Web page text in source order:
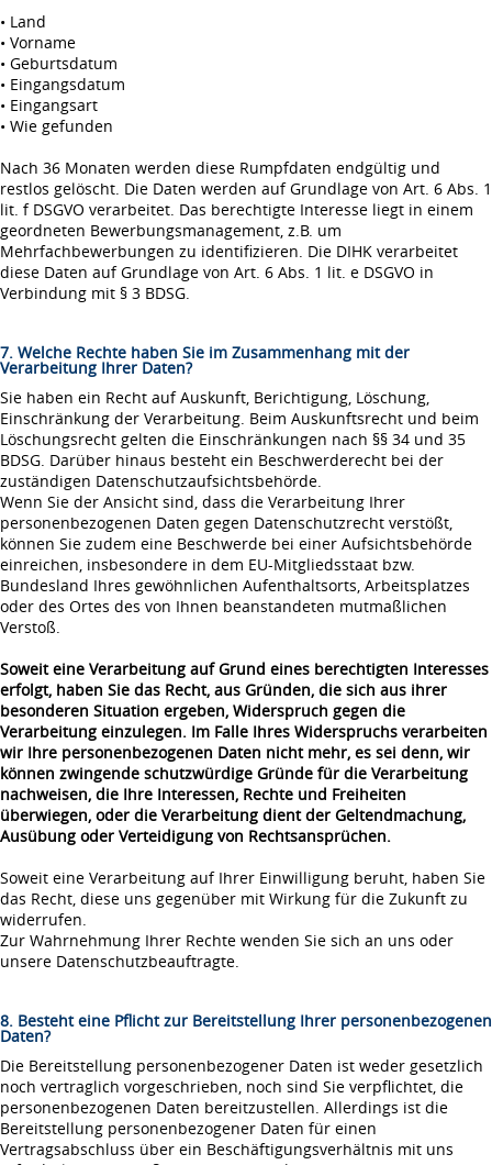
• Land
• Vorname
• Geburtsdatum
• Eingangsdatum
• Eingangsart
• Wie gefunden
Nach 36 Monaten werden diese Rumpfdaten endgültig und
restlos gelöscht. Die Daten werden auf Grundlage von Art. 6 Abs. 1
lit. f DSGVO verarbeitet. Das berechtigte Interesse liegt in einem
geordneten Bewerbungsmanagement, z.B. um
Mehrfachbewerbungen zu identifizieren. Die DIHK verarbeitet
diese Daten auf Grundlage von Art. 6 Abs. 1 lit. e DSGVO in
Verbindung mit § 3 BDSG.
7. Welche Rechte haben Sie im Zusammenhang mit der
Verarbeitung Ihrer Daten?
Sie haben ein Recht auf Auskunft, Berichtigung, Löschung,
Einschränkung der Verarbeitung. Beim Auskunftsrecht und beim
Löschungsrecht gelten die Einschränkungen nach §§ 34 und 35
BDSG. Darüber hinaus besteht ein Beschwerderecht bei der
zuständigen Datenschutzaufsichtsbehörde.
Wenn Sie der Ansicht sind, dass die Verarbeitung Ihrer
personenbezogenen Daten gegen Datenschutzrecht verstößt,
können Sie zudem eine Beschwerde bei einer Aufsichtsbehörde
einreichen, insbesondere in dem EU-Mitgliedsstaat bzw.
Bundesland Ihres gewöhnlichen Aufenthaltsorts, Arbeitsplatzes
oder des Ortes des von Ihnen beanstandeten mutmaßlichen
Verstoß.
Soweit eine Verarbeitung auf Grund eines berechtigten Interesses
erfolgt, haben Sie das Recht, aus Gründen, die sich aus ihrer
besonderen Situation ergeben, Widerspruch gegen die
Verarbeitung einzulegen. Im Falle Ihres Widerspruchs verarbeiten
wir Ihre personenbezogenen Daten nicht mehr, es sei denn, wir
können zwingende schutzwürdige Gründe für die Verarbeitung
nachweisen, die Ihre Interessen, Rechte und Freiheiten
überwiegen, oder die Verarbeitung dient der Geltendmachung,
Ausübung oder Verteidigung von Rechtsansprüchen.
Soweit eine Verarbeitung auf Ihrer Einwilligung beruht, haben Sie
das Recht, diese uns gegenüber mit Wirkung für die Zukunft zu
widerrufen.
Zur Wahrnehmung Ihrer Rechte wenden Sie sich an uns oder
unsere Datenschutzbeauftragte.
8. Besteht eine Pflicht zur Bereitstellung Ihrer personenbezogenen
Daten?
Die Bereitstellung personenbezogener Daten ist weder gesetzlich
noch vertraglich vorgeschrieben, noch sind Sie verpflichtet, die
personenbezogenen Daten bereitzustellen. Allerdings ist die
Bereitstellung personenbezogener Daten für einen
Vertragsabschluss über ein Beschäftigungsverhältnis mit uns